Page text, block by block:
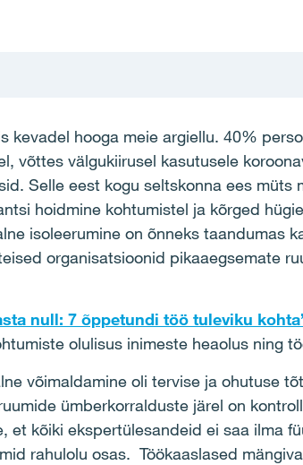
kevadel hooga meie argiellu. 40%
võttes välgukiirusel kasutusele
Selle eest kogu seltskonna ees müts
hoidmine kohtumistel ja kõrged
isoleerumine on õnneks taandumas
organisatsioonid pikaaegsemate
null: 7 õppetundi töö tuleviku
olulisus inimeste heaolus ning
võimaldamine oli tervise ja ohutuse
ümberkorralduste järel on
et kõiki ekspertülesandeid ei saa ilma
rahulolu osas. Töökaaslased